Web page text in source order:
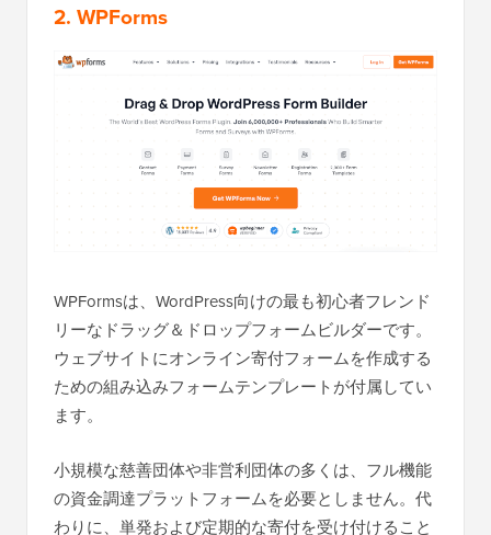
2. WPForms
WPFormsは、WordPress向けの最も初心者フレンド
リーなドラッグ＆ドロップフォームビルダーです。
ウェブサイトにオンライン寄付フォームを作成する
ための組み込みフォームテンプレートが付属してい
ます。
小規模な慈善団体や非営利団体の多くは、フル機能
の資金調達プラットフォームを必要としません。代
わりに、単発および定期的な寄付を受け付けること